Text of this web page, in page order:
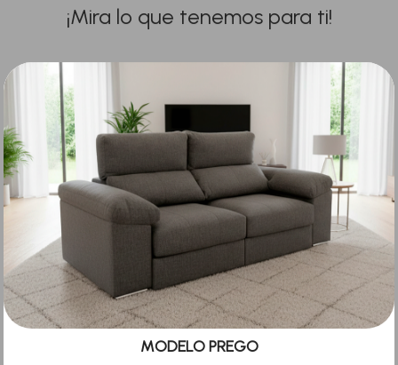
¡Mira lo que tenemos para ti!
MODELO PREGO